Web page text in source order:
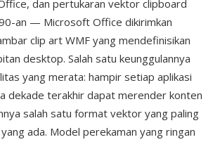
dan pertukaran vektor clipboard
an — Microsoft Office dikirimkan
clip art WMF yang mendefinisikan
desktop. Salah satu keunggulannya
yang merata: hampir setiap aplikasi
dekade terakhir dapat merender konten
salah satu format vektor yang paling
ada. Model perekaman yang ringan